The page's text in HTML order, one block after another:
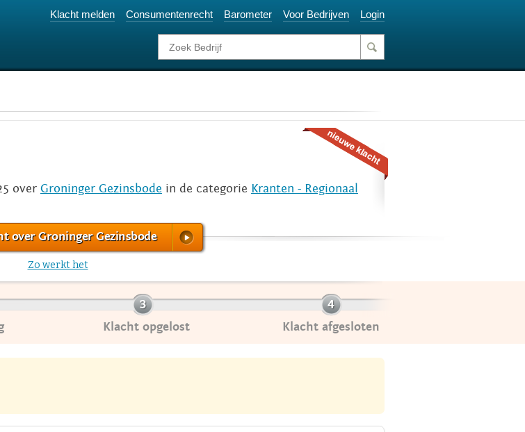
Klacht melden Consumentenrecht Barometer Voor Bedrijven Login
over Groninger Gezinsbode in de categorie Kranten - Regionaal
over Groninger Gezinsbode
Zo werkt het
Klacht opgelost Klacht afgesloten